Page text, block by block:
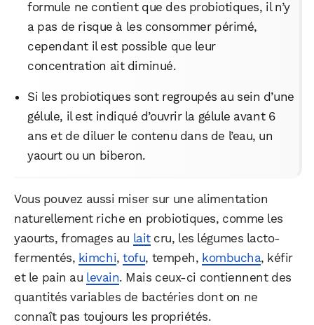
formule ne contient que des probiotiques, il n’y
a pas de risque à les consommer périmé,
cependant il est possible que leur
concentration ait diminué.
Si les probiotiques sont regroupés au sein d’une
gélule, il est indiqué d’ouvrir la gélule avant 6
ans et de diluer le contenu dans de l’eau, un
yaourt ou un biberon.
Vous pouvez aussi miser sur une alimentation
naturellement riche en probiotiques, comme les
yaourts, fromages au laitcru, les légumes lacto-
fermentés, kimchi,tofu, tempeh, kombucha, kéfir
et le pain au levain. Mais ceux-ci contiennent des
quantités variables de bactéries dont on ne
connaît pas toujours les propriétés.